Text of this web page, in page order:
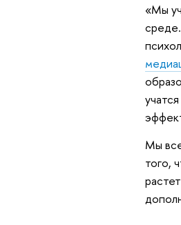
«Мы
Мы
того,